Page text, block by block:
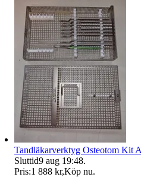
Tandläkarverktyg Osteotom Kit
Sluttid9 aug 19:48.
Pris:1 888 kr,Köp nu.